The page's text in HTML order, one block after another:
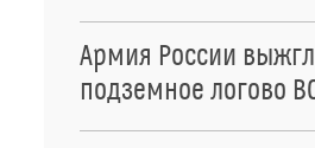
Армия России
подземное логово